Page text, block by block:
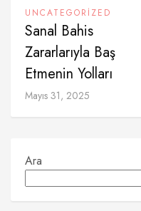
UNCATEGORIZED
Sanal Bahis
Zararlarıyla Baş
Etmenin Yolları
Mayıs 31, 2025
Ara